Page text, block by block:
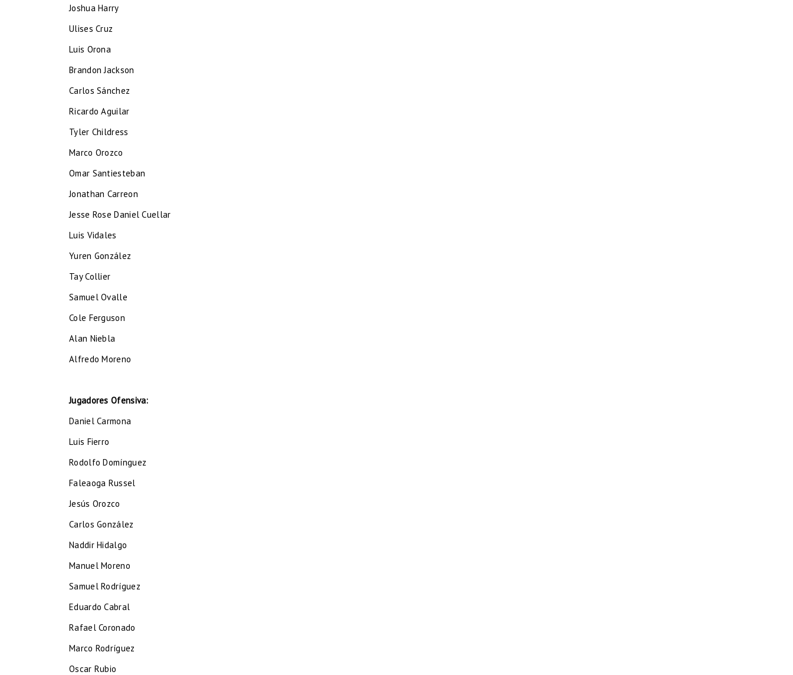
Joshua Harry
Ulises Cruz
Luis Orona
Brandon Jackson
Carlos Sánchez
Ricardo Aguilar
Tyler Childress
Marco Orozco
Omar Santiesteban
Jonathan Carreon
Jesse Rose Daniel Cuellar
Luis Vidales
Yuren González
Tay Collier
Samuel Ovalle
Cole Ferguson
Alan Niebla
Alfredo Moreno
Jugadores Ofensiva:
Daniel Carmona
Luis Fierro
Rodolfo Domínguez
Faleaoga Russel
Jesús Orozco
Carlos González
Naddir Hidalgo
Manuel Moreno
Samuel Rodríguez
Eduardo Cabral
Rafael Coronado
Marco Rodríguez
Oscar Rubio